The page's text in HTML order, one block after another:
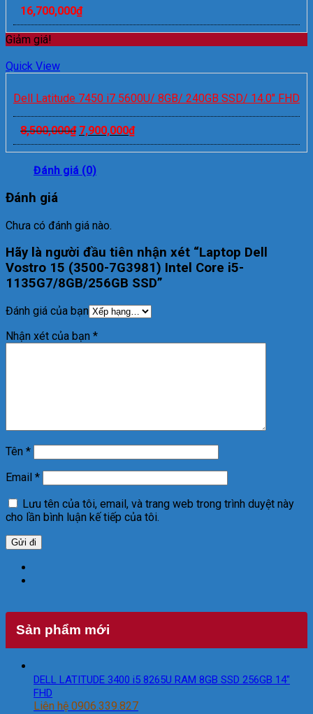
16,700,000₫
Giảm giá!
Quick View
Dell Latitude 7450 i7 5600U/ 8GB/ 240GB SSD/ 14.0″ FHD
8,500,000₫ 7,900,000₫
Đánh giá (0)
Đánh giá
Chưa có đánh giá nào.
Hãy là người đầu tiên nhận xét “Laptop Dell
Vostro 15 (3500-7G3981) Intel Core i5-
1135G7/8GB/256GB SSD”
Đánh giá của bạn
Nhận xét của bạn *
Tên *
Email *
Lưu tên của tôi, email, và trang web trong trình duyệt này
cho lần bình luận kế tiếp của tôi.
Sản phẩm mới
DELL LATITUDE 3400 i5 8265U RAM 8GB SSD 256GB 14″
FHD
Liên hệ 0906.339.827